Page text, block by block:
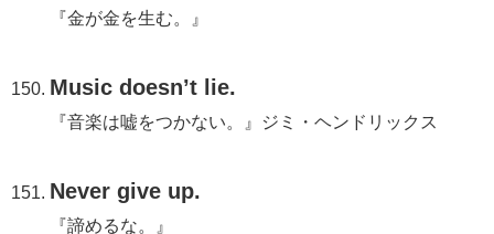
『金が金を生む。』
Music doesn’t lie.
『音楽は嘘をつかない。』ジミ・ヘンドリックス
Never give up.
『諦めるな。』